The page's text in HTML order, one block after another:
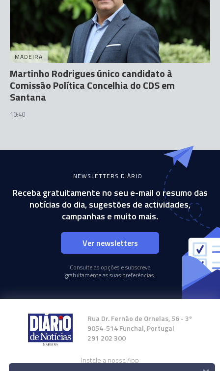
MADEIRA
Martinho Rodrigues único candidato à
Comissão Política Concelhia do CDS em
Santana
10:40
NEWSLETTERS DIÁRIO
Receba gratuitamente no seu e-mail o resumo das
notícias do dia, sugestões de actividades,
campanhas e muito mais.
Ver newsletters
Consulte as opções e subscreva
gratuitamente as suas preferências.
Rua Dr. Fernão de Ornelas, 56 - 3º
9054-514 Funchal, Portugal
291 202 300
Instale a nossa App